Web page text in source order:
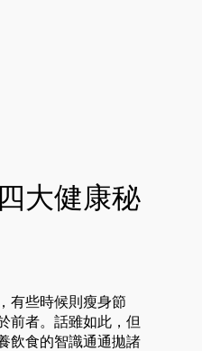
大健康秘
有些時候則瘦身節
前者。話雖如此，但
飲食的智識通通拋諸